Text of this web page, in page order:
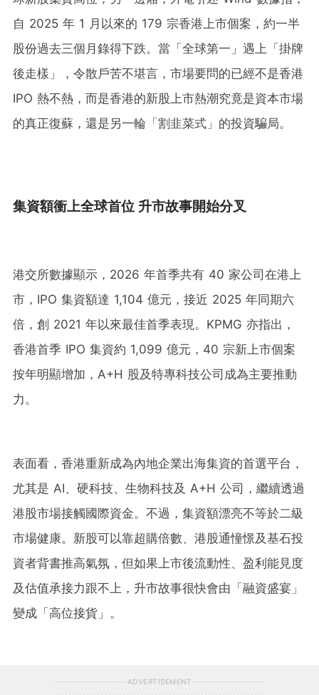
自 2025 年 1 月以來的 179 宗香港上市個案，約一半
股份過去三個月錄得下跌。當「全球第一」遇上「掛牌
後走樣」，令散戶苦不堪言，市場要問的已經不是香港
IPO 熱不熱，而是香港的新股上市熱潮究竟是資本市場
的真正復蘇，還是另一輪「割韭菜式」的投資騙局。
集資額衝上全球首位 升市故事開始分叉
港交所數據顯示，2026 年首季共有 40 家公司在港上
市，IPO 集資額達 1,104 億元，接近 2025 年同期六
倍，創 2021 年以來最佳首季表現。KPMG 亦指出，
香港首季 IPO 集資約 1,099 億元，40 宗新上市個案
按年明顯增加，A+H 股及特專科技公司成為主要推動
力。
表面看，香港重新成為內地企業出海集資的首選平台，
尤其是 AI、硬科技、生物科技及 A+H 公司，繼續透過
港股市場接觸國際資金。不過，集資額漂亮不等於二級
市場健康。新股可以靠超購倍數、港股通憧憬及基石投
資者背書推高氣氛，但如果上市後流動性、盈利能見度
及估值承接力跟不上，升市故事很快會由「融資盛宴」
變成「高位接貨」。
ADVERTISEMENT